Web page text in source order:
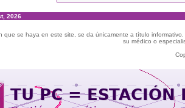
2026
que se haya en este site, se da únicamente a título
su médico o